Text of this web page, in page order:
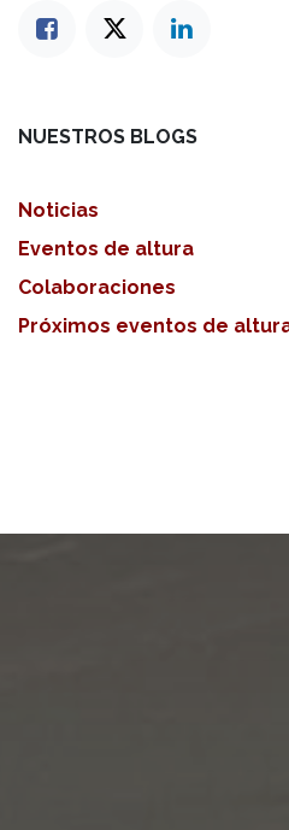
NUESTROS BLOGS
Noticias
Eventos de altura
Colaboraciones
Próximos eventos de